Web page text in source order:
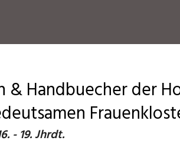
& Handbuecher der
- 19. Jhrdt.